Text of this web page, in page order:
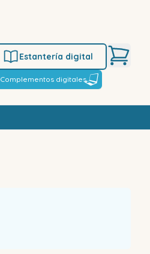
Estantería digital
Complementos digitales